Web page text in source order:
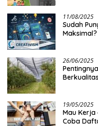
11/08/2025
Sudah
26/06/2025
19/05/2025
Mau Kerja
Coba